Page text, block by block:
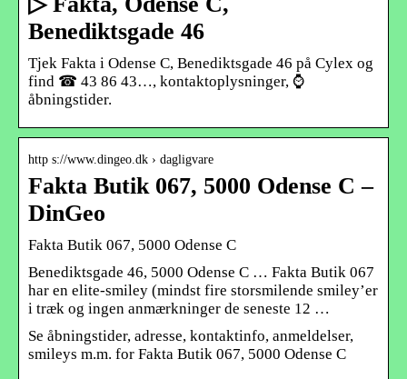
Benediktsgade 46
Tjek Fakta i Odense C, Benediktsgade 46 på Cylex og
find ☎ 43 86 43…, kontaktoplysninger, ⌚
åbningstider.
http s://www.dingeo.dk › dagligvare
Fakta Butik 067, 5000 Odense C –
DinGeo
Fakta Butik 067, 5000 Odense C
Benediktsgade 46, 5000 Odense C … Fakta Butik 067
har en elite-smiley (mindst fire storsmilende smiley’er
i træk og ingen anmærkninger de seneste 12 …
Se åbningstider, adresse, kontaktinfo, anmeldelser,
smileys m.m. for Fakta Butik 067, 5000 Odense C